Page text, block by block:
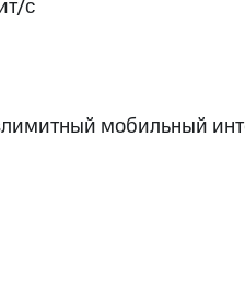
Деньги
с
мобильный